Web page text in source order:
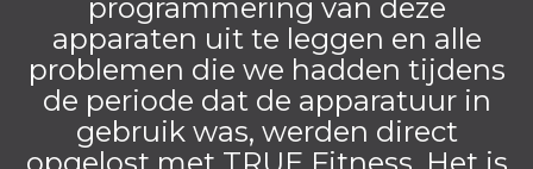
programmering van deze
apparaten uit te leggen en alle
problemen die we hadden tijdens
de periode dat de apparatuur in
gebruik was, werden direct